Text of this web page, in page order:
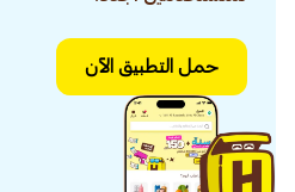
حمل التطبيق الآن